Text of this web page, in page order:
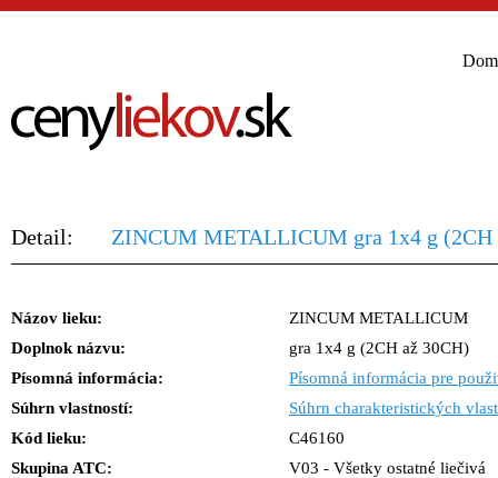
Detail: ZINCUM METALLICUM gra 1x4 g
Názov lieku:
ZINCUM METALLICUM
Doplnok názvu:
gra 1x4 g (2CH až 30CH)
Písomná informácia:
Písomná informácia pre
Súhrn vlastností:
Súhrn charakteristických
Kód lieku:
C46160
Skupina ATC:
V03 - Všetky ostatné liečivá